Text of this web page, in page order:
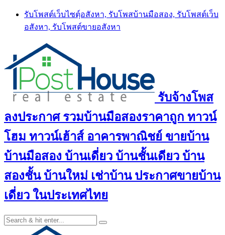
Skip
content
รับโพสต์เว็บไซตฺ์อสังหา, รับโพสบ้านมือสอง, รับโพสต์เว็บ
อสังหา, รับโพสต์ขายอสังหา
รับจ้างโพส
ลงประกาศ รวมบ้านมือสองราคาถูก ทาวน์
โฮม ทาวน์เฮ้าส์ อาคารพาณิชย์ ขายบ้าน
บ้านมือสอง บ้านเดี่ยว บ้านชั้นเดียว บ้าน
สองชั้น บ้านใหม่ เช่าบ้าน ประกาศขายบ้าน
เดี่ยว ในประเทศไทย